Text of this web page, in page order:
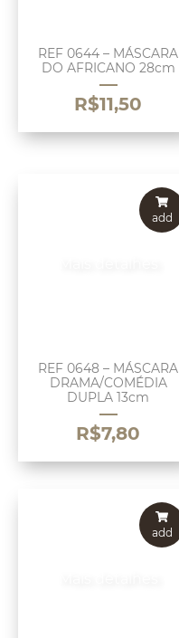
REF 0644 – MÁSCARA
DO AFRICANO 28cm
R$11,50
REF 0648 – MÁSCARA
DRAMA/COMÉDIA
DUPLA 13cm
R$7,80
add
add